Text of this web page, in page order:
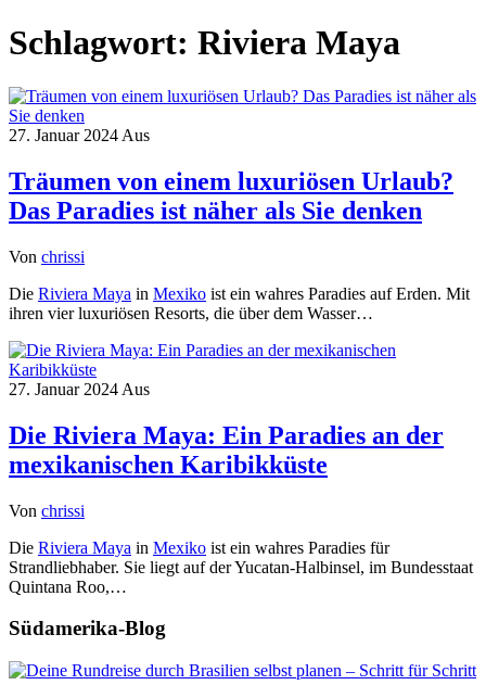
Schlagwort: Riviera Maya
27. Januar 2024 Aus
Träumen von einem luxuriösen Urlaub?
Das Paradies ist näher als Sie denken
Von chrissi
Die Riviera Maya in Mexiko ist ein wahres Paradies auf Erden. Mit
ihren vier luxuriösen Resorts, die über dem Wasser…
27. Januar 2024 Aus
Die Riviera Maya: Ein Paradies an der
mexikanischen Karibikküste
Von chrissi
Die Riviera Maya in Mexiko ist ein wahres Paradies für
Strandliebhaber. Sie liegt auf der Yucatan-Halbinsel, im Bundesstaat
Quintana Roo,…
Südamerika-Blog